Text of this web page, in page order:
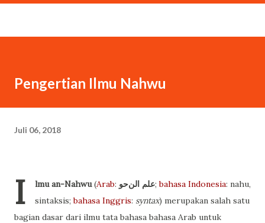
Pengertian Ilmu Nahwu
Juli 06, 2018
I lmu an-Nahwu(Arab: ﻋﻠﻢ اﻟﻦحو‎;bahasa Indonesia: nahu,
sintaksis;bahasa Inggris: syntax) merupakan salah satu
bagian dasar dari ilmu tata bahasa bahasa Arab untuk